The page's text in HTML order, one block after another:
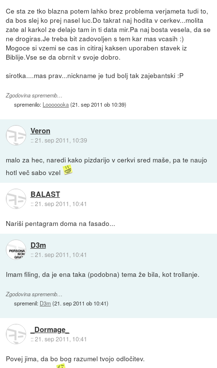
Ce sta ze tko blazna potem lahko brez problema verjameta tudi to,
da bos slej ko prej nasel luc.Do takrat naj hodita v cerkev...molita
zate al karkol ze delajo tam in ti data mir.Pa naj bosta vesela, da se
ne drogiras.Je treba bit zadovoljen s tem kar mas vcasih :)
Mogoce si vzemi se cas in citiraj kaksen uporaben stavek iz
Biblije.Vse se da obrnit v svoje dobro.
sirotka....mas prav...nickname je tud bolj tak zajebantski :P
Zgodovina sprememb…
spremenilo: Looooooka(21. sep 2011 ob 10:39)
Veron
::21. sep 2011, 10:39
malo za hec, naredi kako pizdarijo v cerkvi sred maše, pa te naujo
hotl več sabo vzel
BALAST
::21. sep 2011, 10:41
Nariši pentagram doma na fasado...
D3m
::21. sep 2011, 10:41
Imam filing, da je ena taka (podobna) tema že bila, kot trollanje.
Zgodovina sprememb…
spremenil: D3m(21. sep 2011 ob 10:41)
_Dormage_
::21. sep 2011, 10:41
Povej jima, da bo bog razumel tvojo odločitev.